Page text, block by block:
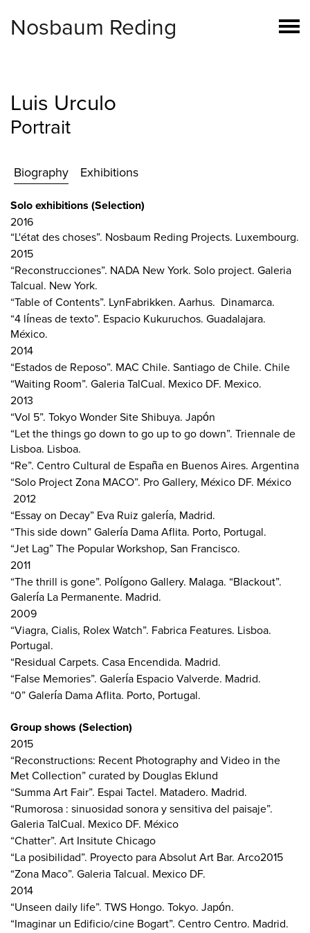
Nosbaum Reding
Luis Urculo
Portrait
Biography Exhibitions
Solo exhibitions (Selection)
2016
“L'état des choses”. Nosbaum Reding Projects. Luxembourg.
2015
“Reconstrucciones”. NADA New York. Solo project. Galeria
Talcual. New York.
“Table of Contents”. LynFabrikken. Aarhus. Dinamarca.
“4 líneas de texto”. Espacio Kukuruchos. Guadalajara.
México.
2014
“Estados de Reposo”. MAC Chile. Santiago de Chile. Chile
“Waiting Room”. Galeria TalCual. Mexico DF. Mexico.
2013
“Vol 5”. Tokyo Wonder Site Shibuya. Japón
“Let the things go down to go up to go down”. Triennale de
Lisboa. Lisboa.
“Re”. Centro Cultural de España en Buenos Aires. Argentina
“Solo Project Zona MACO”. Pro Gallery, México DF. México
2012
“Essay on Decay” Eva Ruiz galería, Madrid.
“This side down” Galería Dama Aflita. Porto, Portugal.
“Jet Lag” The Popular Workshop, San Francisco.
2011
“The thrill is gone”. Polígono Gallery. Malaga. “Blackout”.
Galería La Permanente. Madrid.
2009
“Viagra, Cialis, Rolex Watch”. Fabrica Features. Lisboa.
Portugal.
“Residual Carpets. Casa Encendida. Madrid.
“False Memories”. Galería Espacio Valverde. Madrid.
“0” Galería Dama Aflita. Porto, Portugal.
Group shows (Selection)
2015
“Reconstructions: Recent Photography and Video in the
Met Collection” curated by Douglas Eklund
“Summa Art Fair”. Espai Tactel. Matadero. Madrid.
“Rumorosa : sinuosidad sonora y sensitiva del paisaje”.
Galeria TalCual. Mexico DF. México
“Chatter”. Art Insitute Chicago
“La posibilidad”. Proyecto para Absolut Art Bar. Arco2015
“Zona Maco”. Galeria Talcual. Mexico DF.
2014
“Unseen daily life”. TWS Hongo. Tokyo. Japón.
“Imaginar un Edificio/cine Bogart”. Centro Centro. Madrid.